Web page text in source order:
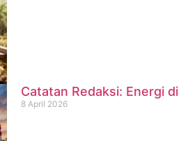
Catatan Redaksi: Energi
8 April 2026